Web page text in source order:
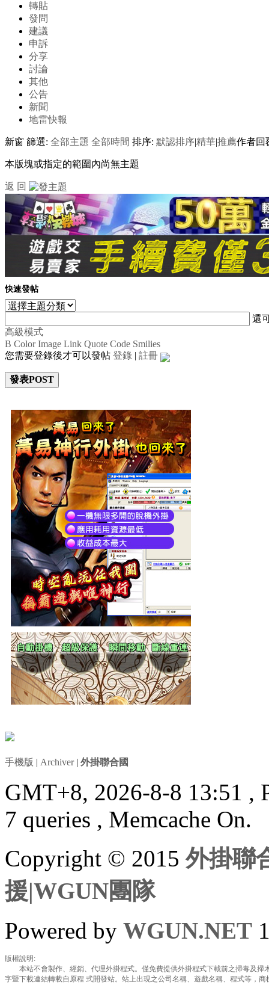
轉貼
發問
建議
申訴
分享
討論
其他
公告
新聞
地雷快報
新窗 篩選: 全部主題 全部時間 排序: 默認排序|精華|推薦作者回
本版塊或指定的範圍內尚無主題
返 回
快速發帖
還
高級模式
B Color Image Link Quote Code Smilies
您需要登錄後才可以發帖 登錄 | 註冊
發表POST
手機版 | Archiver| 外掛聯合國
GMT+8, 2026-8-8 13:51 ,
7 queries , Memcache On.
Copyright © 2015外掛聯
援|WGUN團隊
Powered by WGUN.NET
版權說明:
本站不會製作、經銷、代理外掛程式。僅免費提供外掛程式下載前之掃毒及掃
字暨下載連結轉載自原程 式開發站。站上出現之公司名稱、遊戲名稱、程式等，